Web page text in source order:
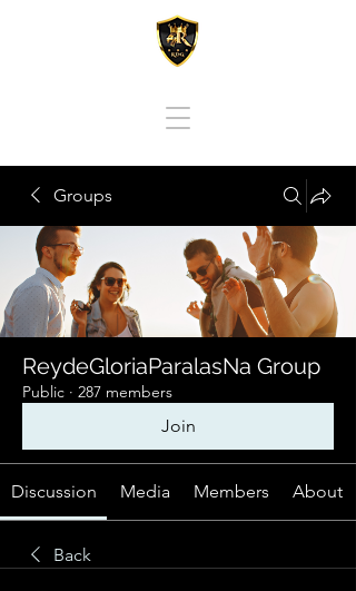
Groups
ReydeGloriaParalasNa Group
Public · 287 members
Join
Discussion Media Members About
Back